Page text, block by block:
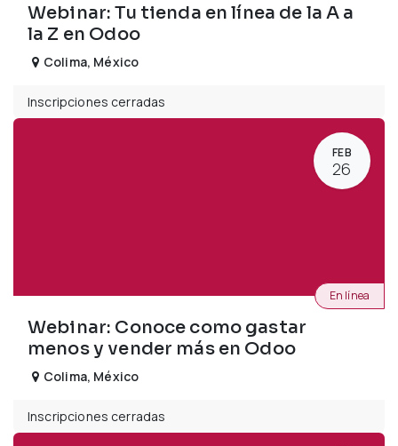
Webinar: Tu tienda en línea de la A a
la Z en Odoo
Colima, México
Inscripciones cerradas
FEB
26
Webinar: Conoce como gastar
menos y vender más en Odoo
En línea
Colima, México
Inscripciones cerradas